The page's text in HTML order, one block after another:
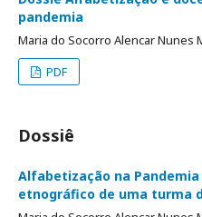
pandemia
Maria do Socorro Alencar Nunes
PDF
Dossiê
Alfabetização na
etnográfico de uma turma